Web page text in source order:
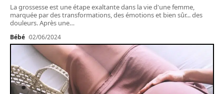
La grossesse est une étape exaltante dans la vie d'une femme,
marquée par des transformations, des émotions et bien sûr... des
douleurs. Après une…
Bébé 02/06/2024